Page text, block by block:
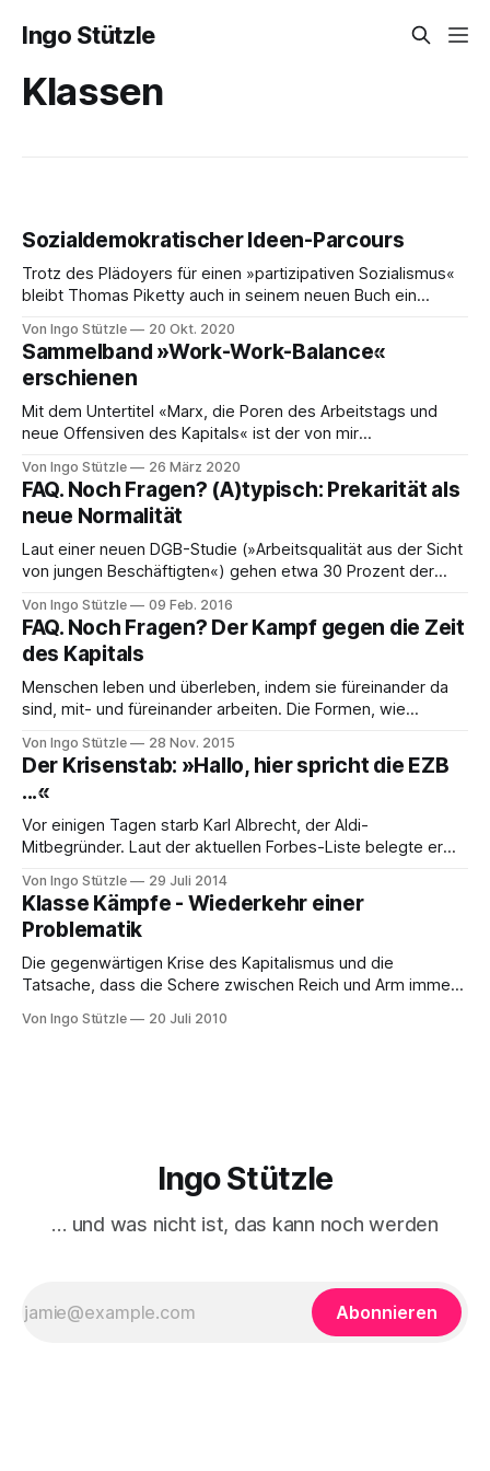
Ingo Stützle
Klassen
Sozialdemokratischer Ideen-Parcours
Trotz des Plädoyers für einen »partizipativen Sozialismus«
bleibt Thomas Piketty auch in seinem neuen Buch ein
geschafft haben, die Lektüre von Thomas Pikettys »Das
Kapital im 21. Jahrhundert« abzuschließen, das 2014 auf
deutsch erschien und international eine breite Diskussion
über Ungleichheit lostrat. Nun
Von Ingo Stützle 20 Okt. 2020
Sammelband »Work-Work-Balance«
erschienen
Mit dem Untertitel «Marx, die Poren des Arbeitstags und
neue Offensiven des Kapitals« ist der von mir
Dietz Berlin erschienen.
Von Ingo Stützle 26 März 2020
FAQ. Noch Fragen? (A)typisch: Prekarität als
neue Normalität
Laut einer neuen DGB-Studie (»Arbeitsqualität aus der Sicht
von jungen Beschäftigten«) gehen etwa 30 Prozent der
bei den unter 25-Jährigen ist es sogar fast die Hälfte. Unter
»atypisch« versteht man befristete oder Teilzeitjobs,
Zeitarbeit oder Minijobs. Laut dem gewerkschaftsnahen
Wirtschafts- und
Von Ingo Stützle 09 Feb. 2016
FAQ. Noch Fragen? Der Kampf gegen die Zeit
des Kapitals
Menschen leben und überleben, indem sie füreinander da
sind, mit- und füreinander arbeiten. Die Formen, wie
Nicht nur historisch, sondern auch unter den herrschenden
kapitalistischen Verhältnissen sind es recht unterschiedliche
soziale Logiken, die da am Werke sind. In der
Wohngemeinschaft regelt die Putzuhr, wann
Von Ingo Stützle 28 Nov. 2015
Der Krisenstab: »Hallo, hier spricht die EZB
...«
Vor einigen Tagen starb Karl Albrecht, der Aldi-
Mitbegründer. Laut der aktuellen Forbes-Liste belegte er
Vermögen wird auf über 17 Milliarden Euro geschätzt. Wie
viel genau er auf der hohen Kante hatte, weiß niemand. Das
ist nicht nur bei ihm so.
Von Ingo Stützle 29 Juli 2014
Klasse Kämpfe - Wiederkehr einer
Problematik
Die gegenwärtigen Krise des Kapitalismus und die
Tatsache, dass die Schere zwischen Reich und Arm immer
verstärkt über gesellschaftliche Klassen gesprochen wird.
Von Ingo Stützle 20 Juli 2010
Ingo Stützle
… und was nicht ist, das kann noch werden
Abonnieren